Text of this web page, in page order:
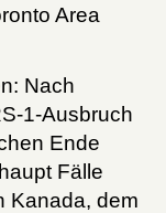
Area
Nach
1-Ausbruch
Ende
Fälle
Kanada, dem